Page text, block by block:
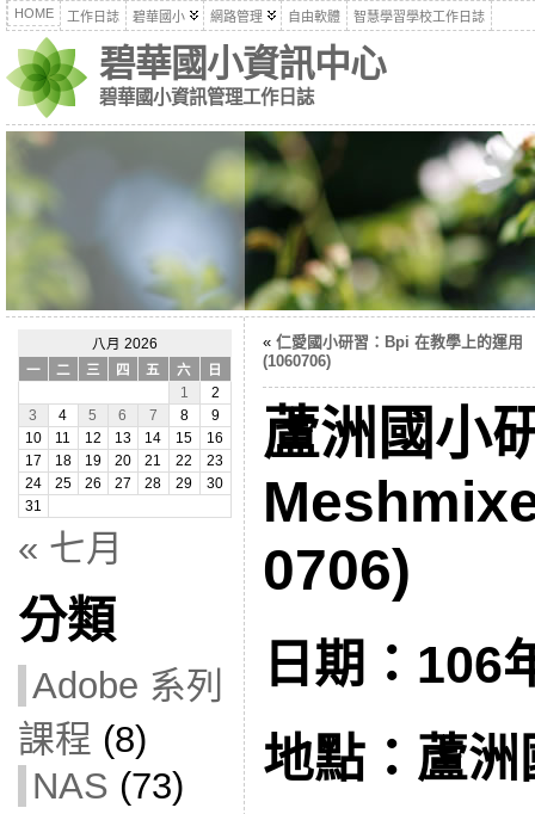
HOME 工作日誌 碧華國小 網路管理 自由軟體 智慧學習學校工作日誌
碧華國小資訊中心
碧華國小資訊管理工作日誌
八月 2026
一
二 三 四 五 六
日
1
2
3
4 5 6 7 8
9
10
11 12 13 14 15
16
17
18 19 20 21 22
23
24
25 26 27 28 29
30
31
« 七月
分類
Adobe 系列
課程 (8)
NAS (73)
« 仁愛國小研習：Bpi 在教學上的運用
(1060706)
蘆洲國小
0706)
日期：106
地點：蘆